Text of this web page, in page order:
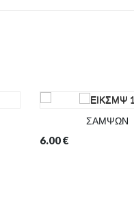
ΣΑΜΨΩΝ
6.00€